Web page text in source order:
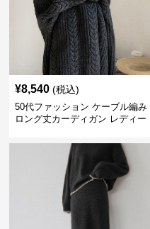
¥8,540 (税込)
50代ファッション ケーブル編み
ロング丈カーディガン レディー